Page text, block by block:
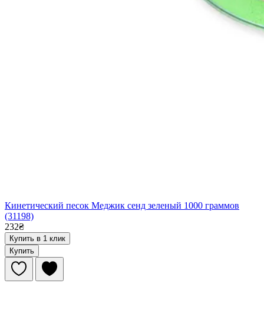
Кинетический песок Меджик сенд зеленый 1000 граммов
(31198)
232₴
Купить в 1 клик
Купить